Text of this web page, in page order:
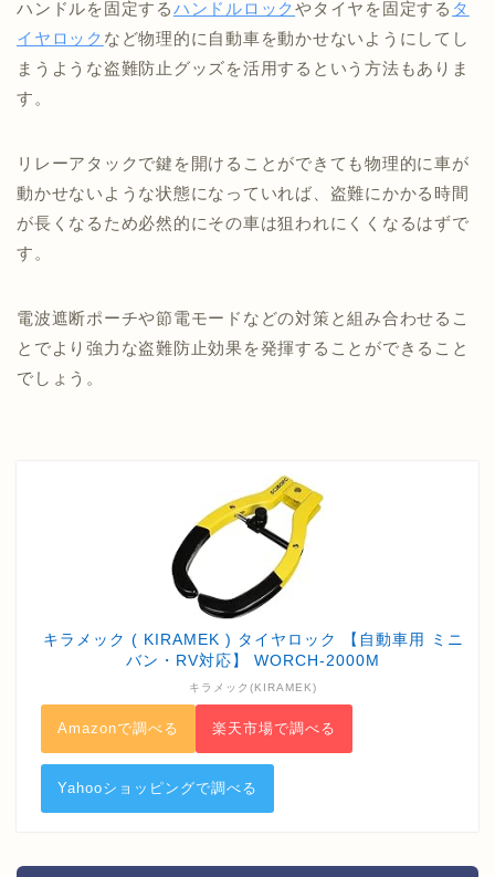
ハンドルを固定するハンドルロックやタイヤを固定する タ
イヤロック など物理的に自動車を動かせないようにしてし
まうような盗難防止グッズを活用するという方法もありま
す。
リレーアタックで鍵を開けることができても物理的に車が
動かせないような状態になっていれば、盗難にかかる時間
が長くなるため必然的にその車は狙われにくくなるはずで
す。
電波遮断ポーチや節電モードなどの対策と組み合わせるこ
とでより強力な盗難防止効果を発揮することができること
でしょう。
キラメック ( KIRAMEK ) タイヤロック 【自動車用 ミニ
バン・RV対応】 WORCH-2000M
キラメック(KIRAMEK)
Amazonで調べる 楽天市場で調べる
Yahooショッピングで調べる